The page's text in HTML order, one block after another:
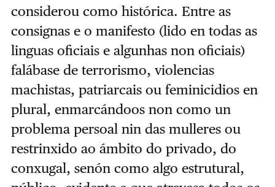
considerou como histórica. Entre as
consignas e o manifesto (lido en todas as
linguas oficiais e algunhas non oficiais)
falábase de terrorismo, violencias
machistas, patriarcais ou feminicidios en
plural, enmarcándoos non como un
problema persoal nin das mulleres ou
restrinxido ao ámbito do privado, do
conxugal, senón como algo estrutural,